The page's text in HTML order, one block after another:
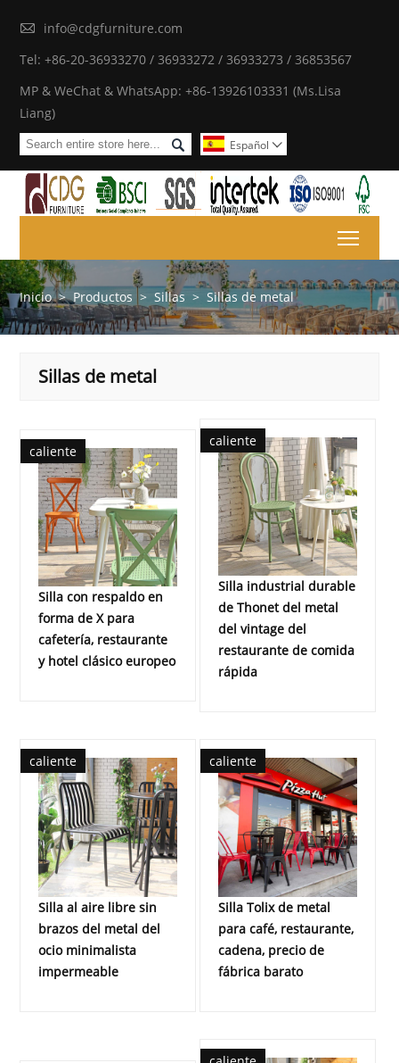

info@cdgfurniture.com
Tel: +86-20-36933270 / 36933272 / 36933273 / 36853567
MP & WeChat & WhatsApp: +86-13926103331 (Ms.Lisa
Liang)
 Español 
Inicio > Productos > Sillas > Sillas de metal
Sillas de metal
caliente
Silla con respaldo en
forma de X para
cafetería, restaurante
y hotel clásico europeo
caliente
Silla industrial durable
de Thonet del metal
del vintage del
restaurante de comida
rápida
caliente
Silla al aire libre sin
brazos del metal del
ocio minimalista
impermeable
caliente
Silla Tolix de metal
para café, restaurante,
cadena, precio de
fábrica barato